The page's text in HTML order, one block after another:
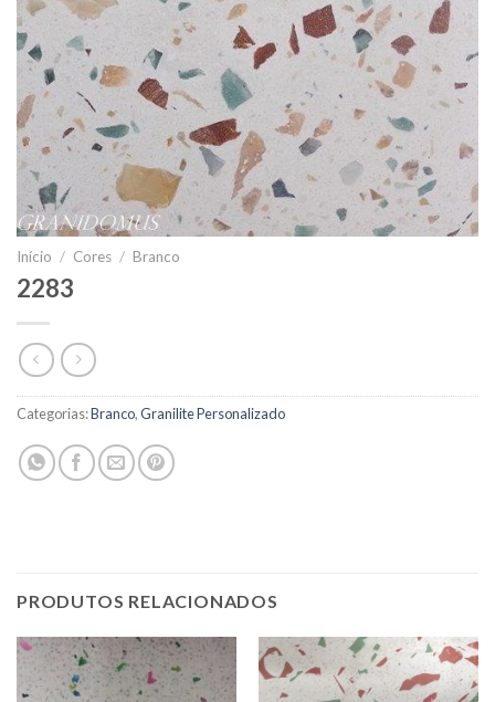
Início / Cores / Branco
2283
Categorias:Branco,Granilite Personalizado
PRODUTOS RELACIONADOS